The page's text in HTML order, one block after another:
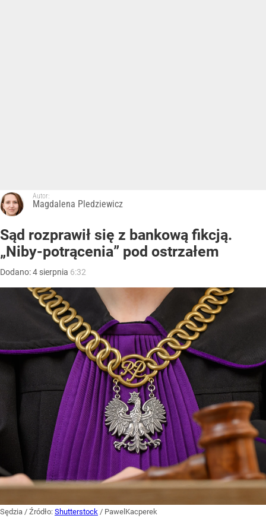
Autor:
Magdalena Pledziewicz
Sąd rozprawił się z bankową fikcją.
„Niby-potrącenia” pod ostrzałem
Dodano:4 sierpnia 6:32
Sędzia / Źródło: Shutterstock / PawelKacperek